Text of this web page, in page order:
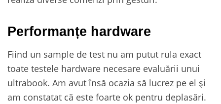
Performanțe hardware
Fiind un sample de test nu am putut rula exact
toate testele hardware necesare evaluării unui
ultrabook. Am avut însă ocazia să lucrez pe el și
am constatat că este foarte ok pentru deplasări.